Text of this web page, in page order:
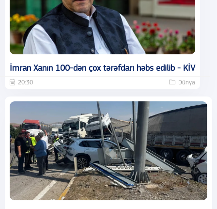
İmran Xanın 100-dən çox tərəfdarı həbs edilib - KİV
20:30 Dünya